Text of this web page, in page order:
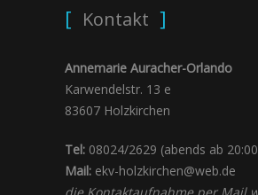
Kontakt
Annemarie Auracher-Orlando
Karwendelstr. 13 e
83607 Holzkirchen
Tel: 08024/2629 (abends ab
Mail: ekv-holzkirchen@web.de